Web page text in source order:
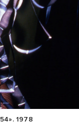
1978